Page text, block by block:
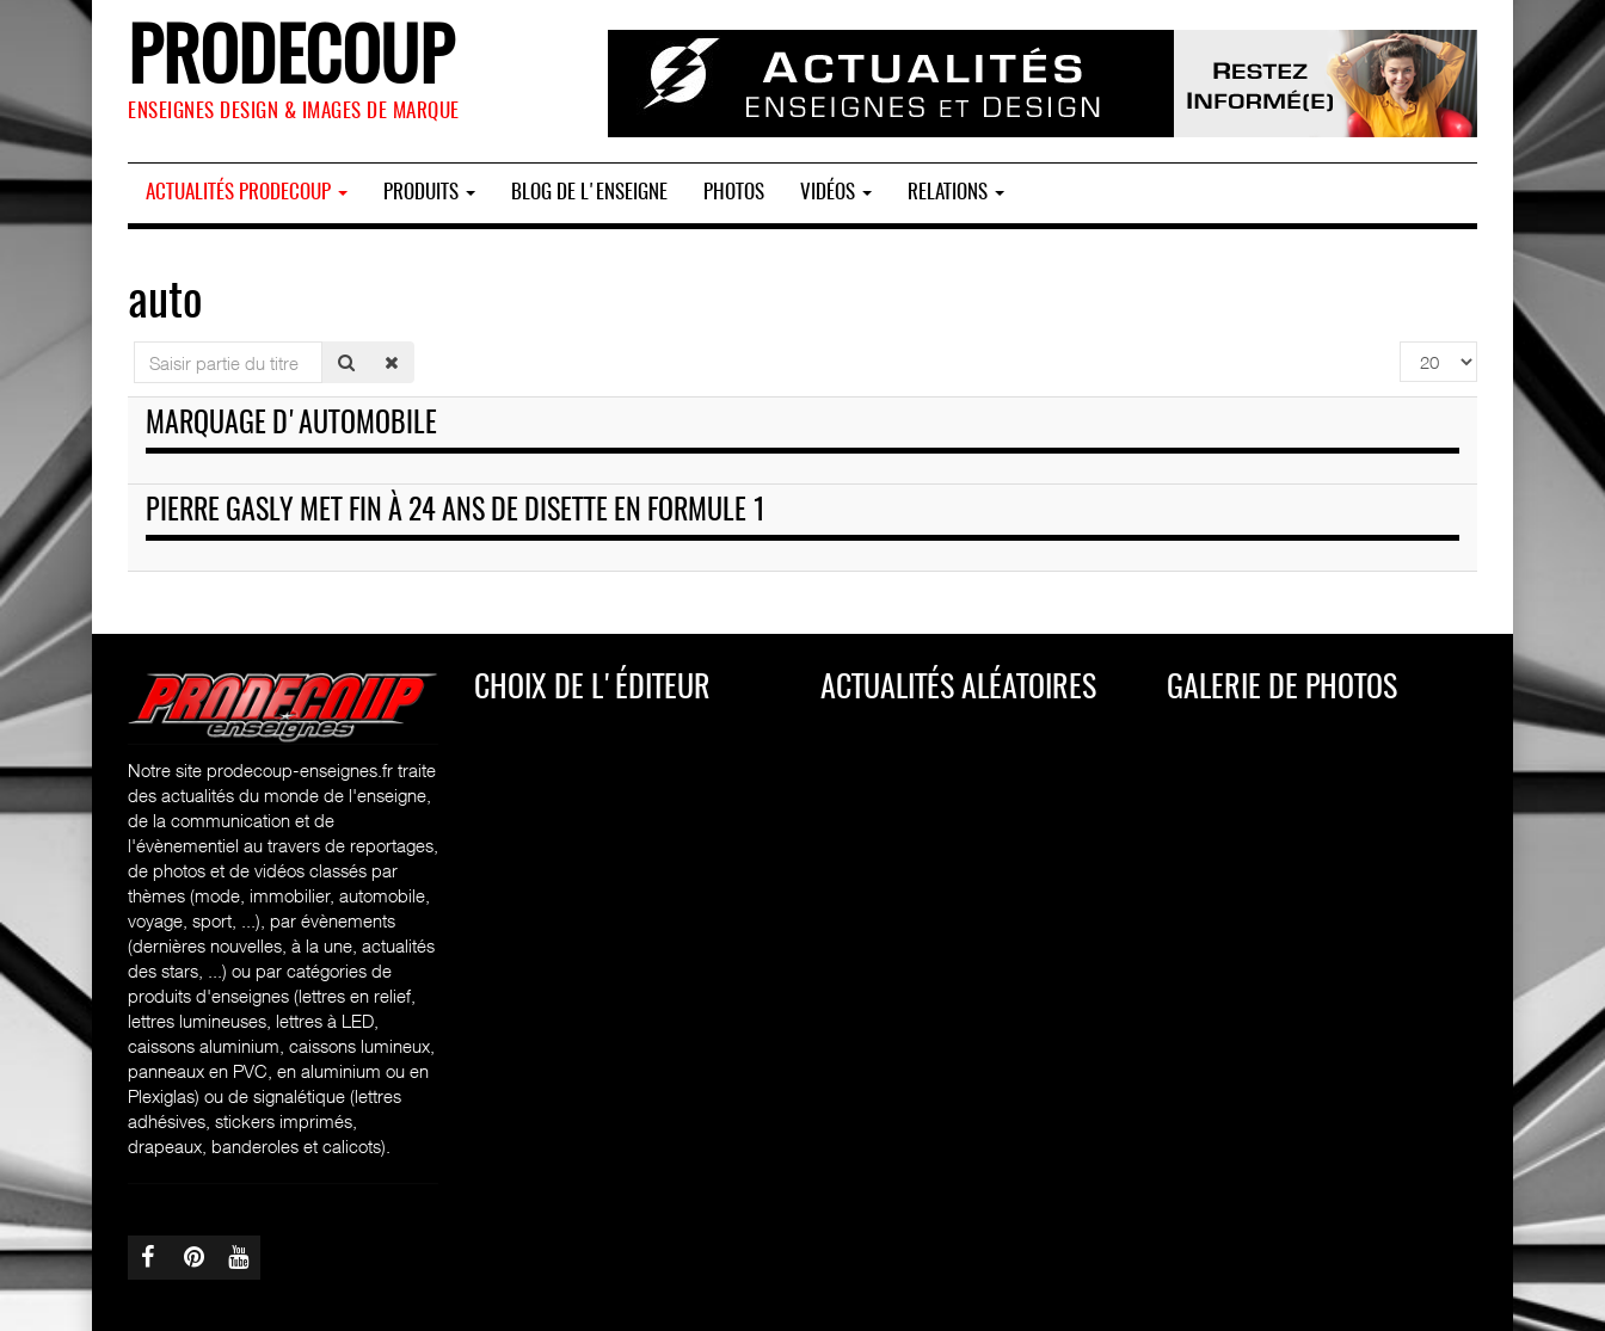
PRODECOUP
ENSEIGNES DESIGN & IMAGES DE MARQUE
ACTUALITÉS PRODECOUP PRODUITS BLOG DE L'ENSEIGNE PHOTOS VIDÉOS RELATIONS
auto
Saisir
partie
du
titre
Affichage
#
MARQUAGE D'AUTOMOBILE
PIERRE GASLY MET FIN À 24 ANS DE DISETTE EN FORMULE 1
Notre site prodecoup-enseignes.fr traite
des actualités du monde de l'enseigne,
de la communication et de
l'évènementiel au travers de reportages,
de photos et de vidéos classés par
thèmes (mode, immobilier, automobile,
voyage, sport, ...), par évènements
(dernières nouvelles, à la une, actualités
des stars, ...) ou par catégories de
produits d'enseignes (lettres en relief,
lettres lumineuses, lettres à LED,
caissons aluminium, caissons lumineux,
panneaux en PVC, en aluminium ou en
Plexiglas) ou de signalétique (lettres
adhésives, stickers imprimés,
drapeaux, banderoles et calicots).
CHOIX DE L'ÉDITEUR ACTUALITÉS ALÉATOIRES GALERIE DE PHOTOS